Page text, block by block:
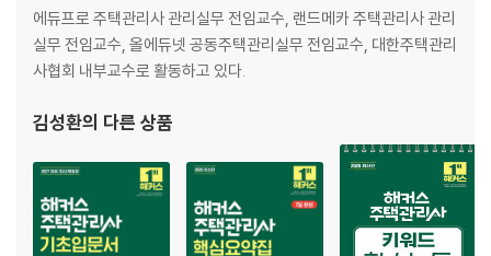
에듀프로 주택관리사 관리실무 전임교수, 랜드메카 주택관리사 관리
실무 전임교수, 올에듀넷 공동주택관리실무 전임교수, 대한주택관리
사협회 내부교수로 활동하고 있다.
김성환의 다른 상품